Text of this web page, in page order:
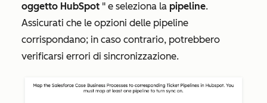
oggetto HubSpot " e seleziona la pipeline.
Assicurati che le opzioni delle pipeline
corrispondano; in caso contrario, potrebbero
verificarsi errori di sincronizzazione.